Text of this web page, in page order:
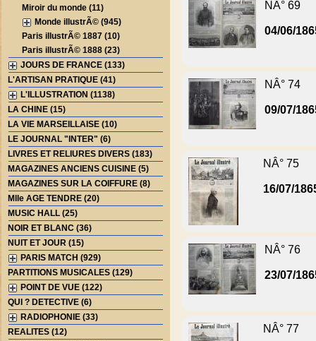
Miroir du monde (11)
Monde illustrÃ© (945)
Paris illustrÃ© 1887 (10)
Paris illustrÃ© 1888 (23)
JOURS DE FRANCE (133)
L'ARTISAN PRATIQUE (41)
L'ILLUSTRATION (1138)
LA CHINE (15)
LA VIE MARSEILLAISE (10)
LE JOURNAL "INTER" (6)
LIVRES ET RELIURES DIVERS (183)
MAGAZINES ANCIENS CUISINE (5)
MAGAZINES SUR LA COIFFURE (8)
Mlle AGE TENDRE (20)
MUSIC HALL (25)
NOIR ET BLANC (36)
NUIT ET JOUR (15)
PARIS MATCH (929)
PARTITIONS MUSICALES (129)
POINT DE VUE (122)
QUI ? DETECTIVE (6)
RADIOPHONIE (33)
REALITES (12)
NÂ° 69
04/06/
NÂ° 74
09/07/
NÂ° 75
16/07/
NÂ° 76
23/07/
NÂ° 77